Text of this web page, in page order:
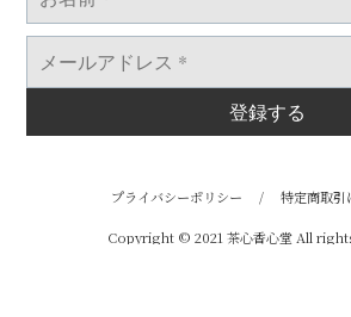
*
メ
ア
プライバシーポリシー / 特定商取引
Copyright © 2021 茶心香心堂 All